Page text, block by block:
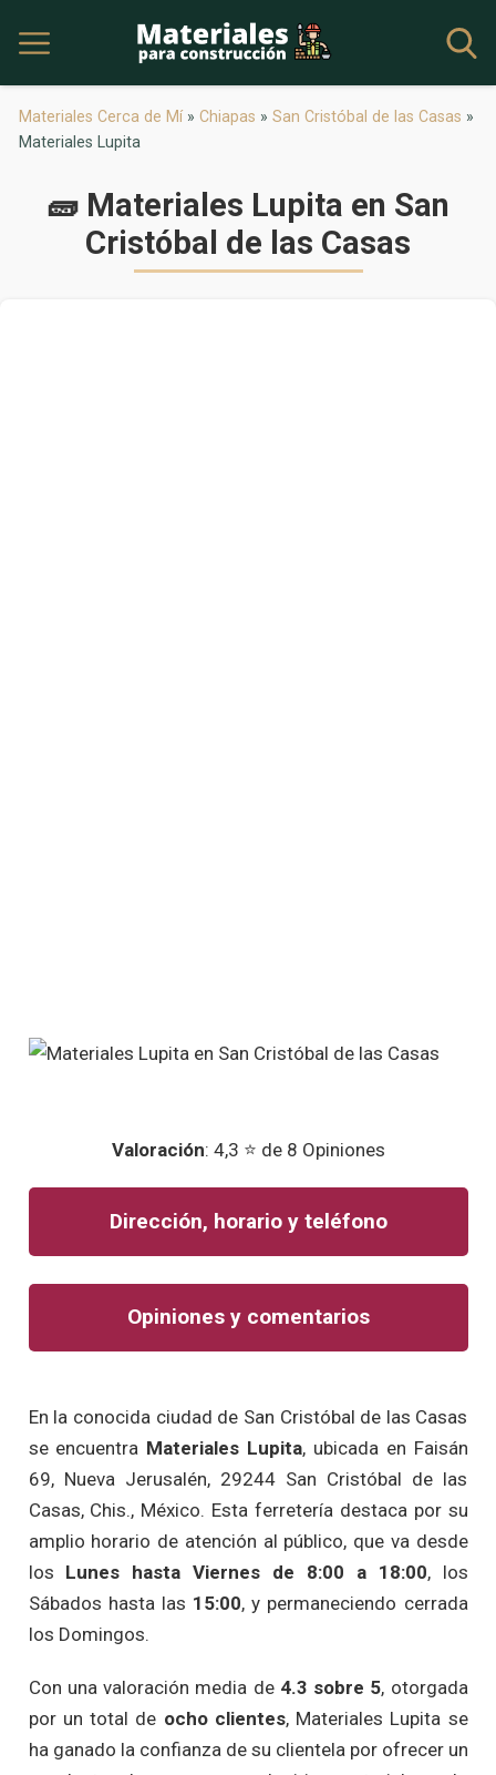
Materiales Cerca de Mí» Chiapas » San Cristóbal de las Casas »
Materiales Lupita
🧱 Materiales Lupita en San
Cristóbal de las Casas
Valoración: 4,3 ⭐ de 8 Opiniones
Dirección, horario y teléfono
Opiniones y comentarios
En la conocida ciudad de San Cristóbal de las Casas
se encuentra Materiales Lupita, ubicada en Faisán
69, Nueva Jerusalén, 29244 San Cristóbal de las
Casas, Chis., México. Esta ferretería destaca por su
amplio horario de atención al público, que va desde
los Lunes hasta Viernes de 8:00 a 18:00, los
Sábados hasta las 15:00, y permaneciendo cerrada
los Domingos.
Con una valoración media de 4.3 sobre 5, otorgada
por un total de ocho clientes, Materiales Lupita se
ha ganado la confianza de su clientela por ofrecer un